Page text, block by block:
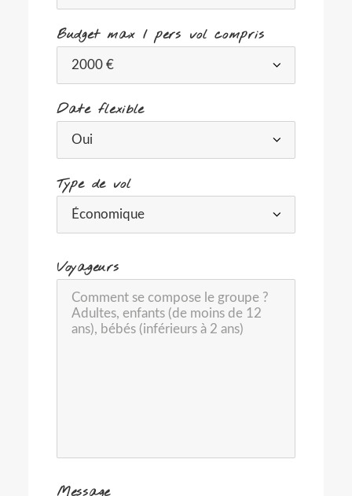
Budget max / pers vol compris
Date flexible
Type de vol
Voyageurs